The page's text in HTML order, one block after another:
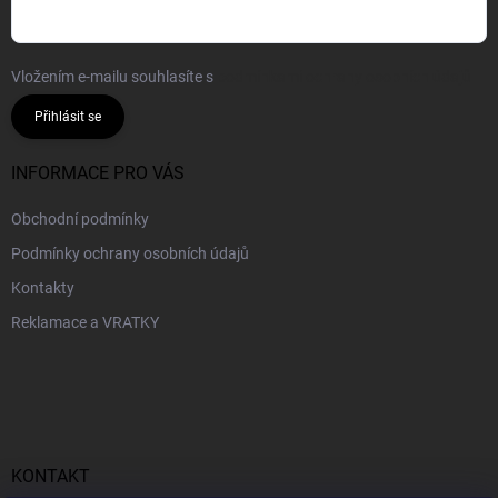
Vložením e-mailu souhlasíte s
Přihlásit se
INFORMACE PRO VÁS
Obchodní podmínky
Podmínky ochrany osobních údajů
Kontakty
Reklamace a VRATKY
KONTAKT